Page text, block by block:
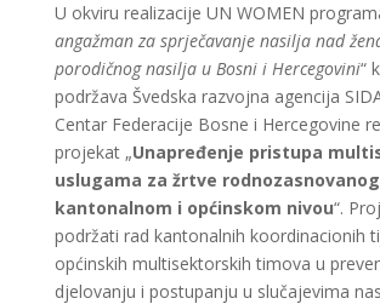
U okviru realizacije UN WOMEN
angažman za sprječavanje nasilja nad
porodičnog nasilja u Bosni i Hercegovini“
podržava Švedska razvojna agencija
Centar Federacije Bosne i Hercegovine
projekat „Unapređenje pristupa
uslugama za žrtve
kantonalnom i općinskom nivou“.
podržati rad kantonalnih koordinacionih
općinskih multisektorskih timova u
djelovanju i postupanju u slučajevima